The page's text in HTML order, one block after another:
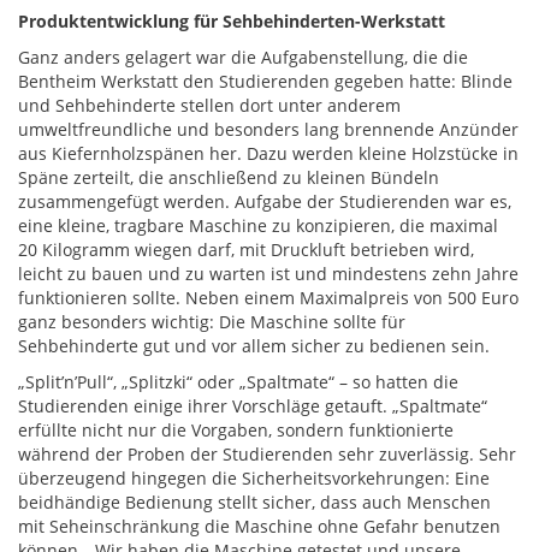
Produktentwicklung für Sehbehinderten-Werkstatt
Ganz anders gelagert war die Aufgabenstellung, die die
Bentheim Werkstatt den Studierenden gegeben hatte: Blinde
und Sehbehinderte stellen dort unter anderem
umweltfreundliche und besonders lang brennende Anzünder
aus Kiefernholzspänen her. Dazu werden kleine Holzstücke in
Späne zerteilt, die anschließend zu kleinen Bündeln
zusammengefügt werden. Aufgabe der Studierenden war es,
eine kleine, tragbare Maschine zu konzipieren, die maximal
20 Kilogramm wiegen darf, mit Druckluft betrieben wird,
leicht zu bauen und zu warten ist und mindestens zehn Jahre
funktionieren sollte. Neben einem Maximalpreis von 500 Euro
ganz besonders wichtig: Die Maschine sollte für
Sehbehinderte gut und vor allem sicher zu bedienen sein.
„Split’n’Pull“, „Splitzki“ oder „Spaltmate“ – so hatten die
Studierenden einige ihrer Vorschläge getauft. „Spaltmate“
erfüllte nicht nur die Vorgaben, sondern funktionierte
während der Proben der Studierenden sehr zuverlässig. Sehr
überzeugend hingegen die Sicherheitsvorkehrungen: Eine
beidhändige Bedienung stellt sicher, dass auch Menschen
mit Seheinschränkung die Maschine ohne Gefahr benutzen